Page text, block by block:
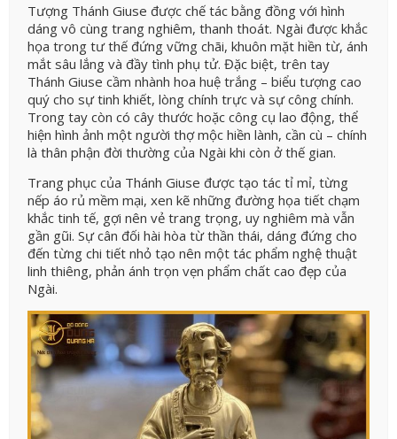
Tượng Thánh Giuse được chế tác bằng đồng với hình
dáng vô cùng trang nghiêm, thanh thoát. Ngài được khắc
họa trong tư thế đứng vững chãi, khuôn mặt hiền từ, ánh
mắt sâu lắng và đầy tình phụ tử. Đặc biệt, trên tay
Thánh Giuse cầm nhành hoa huệ trắng – biểu tượng cao
quý cho sự tinh khiết, lòng chính trực và sự công chính.
Trong tay còn có cây thước hoặc công cụ lao động, thể
hiện hình ảnh một người thợ mộc hiền lành, cần cù – chính
là thân phận đời thường của Ngài khi còn ở thế gian.
Trang phục của Thánh Giuse được tạo tác tỉ mỉ, từng
nếp áo rủ mềm mại, xen kẽ những đường họa tiết chạm
khắc tinh tế, gợi nên vẻ trang trọng, uy nghiêm mà vẫn
gần gũi. Sự cân đối hài hòa từ thần thái, dáng đứng cho
đến từng chi tiết nhỏ tạo nên một tác phẩm nghệ thuật
linh thiêng, phản ánh trọn vẹn phẩm chất cao đẹp của
Ngài.